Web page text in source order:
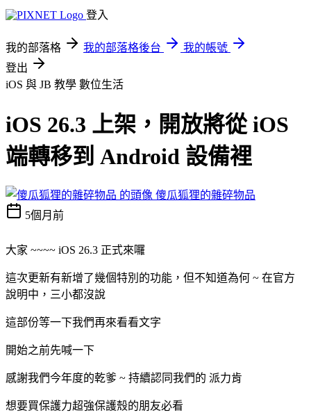
登入
我的部落格 我的部落格後台
我的帳號
登出
iOS 與 JB 教學 數位生活
iOS 26.3 上架，開放將從 iOS
端轉移到 Android 設備裡
傻瓜狐狸的雜碎物品
5個月前
大家 ~~~~ iOS 26.3 正式來囉
這次更新有新增了幾個特別的功能，但不知道為何 ~ 在官方
說明中，三小都沒說
這部份等一下我們再來看看文字
開始之前先喊一下
感謝我們今年度的乾爹 ~ 持續認同我們的 派力肯
想要買保護力超強保護殼的朋友必看